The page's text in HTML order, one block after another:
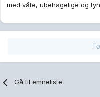
med våte, ubehagelige og
Gå til emneliste